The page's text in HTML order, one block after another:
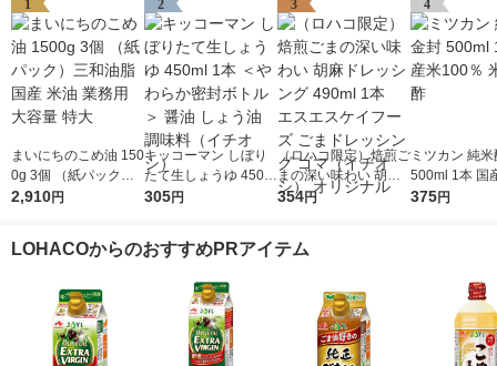
1
まいにちのこめ油 150
0g 3個 （紙パック）
三和油脂 国産 米油 業
2,910円
2
キッコーマン しぼり
たて生しょうゆ 450m
l 1本 ＜やわらか密封
シ）
305円
3
（ロハコ限定）焙煎ご
まの深い味わい 胡麻
ドレッシング 490ml 1
ゴマ（イチオシ） オ
354円
4
ミツカン 純
500ml 1本 国
0％ 米酢 食酢
375円
LOHACOからのおすすめPRアイテム